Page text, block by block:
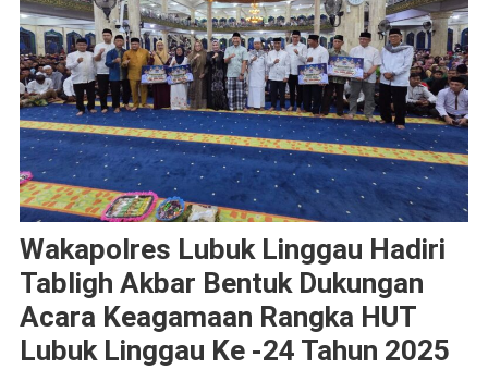
Wakapolres Lubuk Linggau Hadiri
Tabligh Akbar Bentuk Dukungan
Acara Keagamaan Rangka HUT
Lubuk Linggau Ke -24 Tahun 2025